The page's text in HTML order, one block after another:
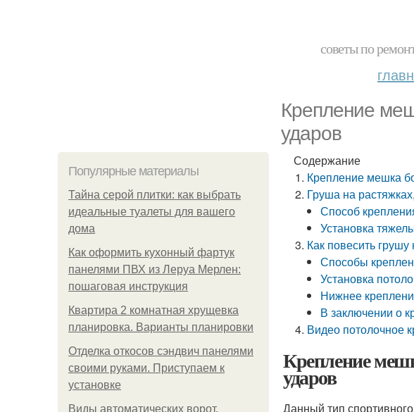
советы по
Крепление
ударов
Популярные материалы
Тайна серой плитки: как выбрать
идеальные туалеты для вашего
дома
Как оформить кухонный фартук
панелями ПВХ из Леруа Мерлен:
пошаговая инструкция
Квартира 2 комнатная хрущевка
планировка. Варианты планировки
Отделка откосов сэндвич панелями
своими руками. Приступаем к
установке
Виды автоматических ворот.
Содержание
Крепление мешка
Груша на
Способ
Установка
Как повесить
Способы
Установка
Нижнее
В заключении о
Видео потолочное
Крепление
ударов
Данный тип